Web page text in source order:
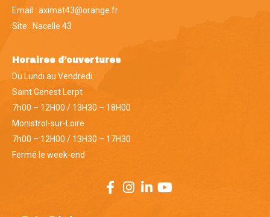
Email : aximat43@orange.fr
Site : Nacelle 43
Horaires d’ouvertures
Du Lundi au Vendredi :
Saint Genest Lerpt
7h00 – 12H00 / 13H30 – 18H00
Monistrol-sur-Loire
7h00 – 12H00 / 13H30 – 17H30
Fermé le week-end